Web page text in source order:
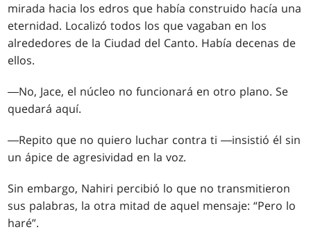
mirada hacia los edros que había construido hacía una
eternidad. Localizó todos los que vagaban en los
alrededores de la Ciudad del Canto. Había decenas de
ellos.
―No, Jace, el núcleo no funcionará en otro plano. Se
quedará aquí.
―Repito que no quiero luchar contra ti ―insistió él sin
un ápice de agresividad en la voz.
Sin embargo, Nahiri percibió lo que no transmitieron
sus palabras, la otra mitad de aquel mensaje: “Pero lo
haré”.